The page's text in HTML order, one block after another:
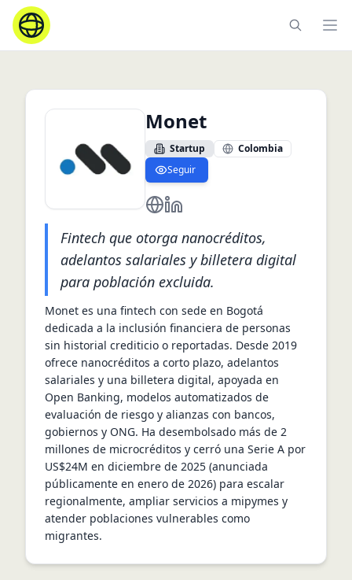
Monet
Startup
Colombia
Seguir
https://monet.com.co/
https://co.linkedin.com/
Fintech que otorga nanocréditos,
adelantos salariales y billetera digital
para población excluida.
Monet es una fintech con sede en Bogotá
dedicada a la inclusión financiera de personas
sin historial crediticio o reportadas. Desde 2019
ofrece nanocréditos a corto plazo, adelantos
salariales y una billetera digital, apoyada en
Open Banking, modelos automatizados de
evaluación de riesgo y alianzas con bancos,
gobiernos y ONG. Ha desembolsado más de 2
millones de microcréditos y cerró una Serie A por
US$24M en diciembre de 2025 (anunciada
públicamente en enero de 2026) para escalar
regionalmente, ampliar servicios a mipymes y
atender poblaciones vulnerables como
migrantes.